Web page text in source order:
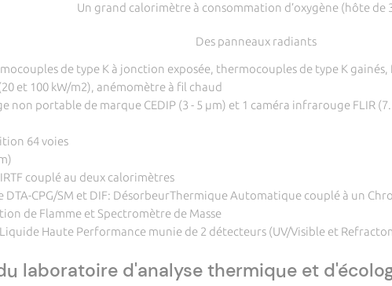
Un grand calorimètre à consommation d’oxygène (hôte de
Des panneaux radiants
de type K à jonction exposée, thermocouples de type K
et 100 kW/m2), anémomètre à fil chaud
non portable de marque CEDIP (3 - 5 µm) et 1 caméra infrarouge FLIR
64 voies
couplé au deux calorimètres
DTA-CPG/SM et DIF: DésorbeurThermique Automatique couplé à un
de Flamme et Spectromètre de Masse
Haute Performance munie de 2 détecteurs (UV/Visible et
laboratoire d'analyse thermique et